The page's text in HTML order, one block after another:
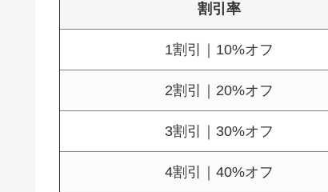
割引率
1割引｜10%オフ
2割引｜20%オフ
3割引｜30%オフ
4割引｜40%オフ